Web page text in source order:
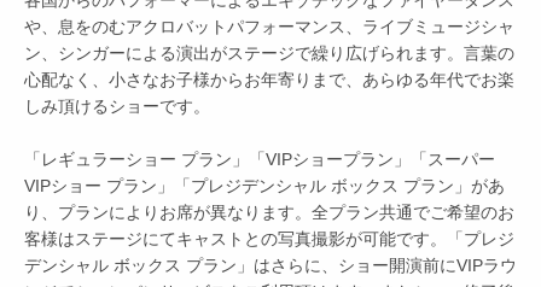
や、息をのむアクロバットパフォーマンス、ライブミュージシャ
ン、シンガーによる演出がステージで繰り広げられます。言葉の
心配なく、小さなお子様からお年寄りまで、あらゆる年代でお楽
しみ頂けるショーです。
「レギュラーショー プラン」「VIPショープラン」「スーパー
VIPショー プラン」「プレジデンシャル ボックス プラン」があ
り、プランによりお席が異なります。全プラン共通でご希望のお
客様はステージにてキャストとの写真撮影が可能です。「プレジ
デンシャル ボックス プラン」はさらに、ショー開演前にVIPラウ